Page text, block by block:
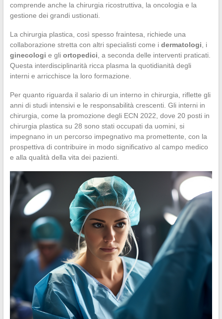
comprende anche la chirurgia ricostruttiva, la oncologia e la
gestione dei grandi ustionati.
La chirurgia plastica, così spesso fraintesa, richiede una
collaborazione stretta con altri specialisti come i dermatologi , i
ginecologi e gli ortopedici , a seconda delle interventi praticati.
Questa interdisciplinarità ricca plasma la quotidianità degli
interni e arricchisce la loro formazione.
Per quanto riguarda il salario di un interno in chirurgia, riflette gli
anni di studi intensivi e le responsabilità crescenti. Gli interni in
chirurgia, come la promozione degli ECN 2022, dove 20 posti in
chirurgia plastica su 28 sono stati occupati da uomini, si
impegnano in un percorso impegnativo ma promettente, con la
prospettiva di contribuire in modo significativo al campo medico
e alla qualità della vita dei pazienti.